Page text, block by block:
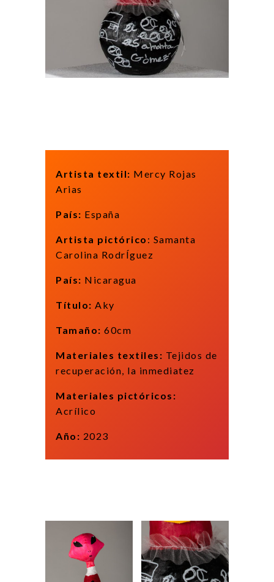
Artista textil: Mercy Rojas
Arias
País: España
Artista pictórico : Samanta
Carolina RodrÍguez
País: Nicaragua
Título: Aky
Tamaño: 60cm
Materiales textiles: Tejidos de
recuperación, la inmediatez
Materiales pictóricos:
Acrílico
Año: 2023